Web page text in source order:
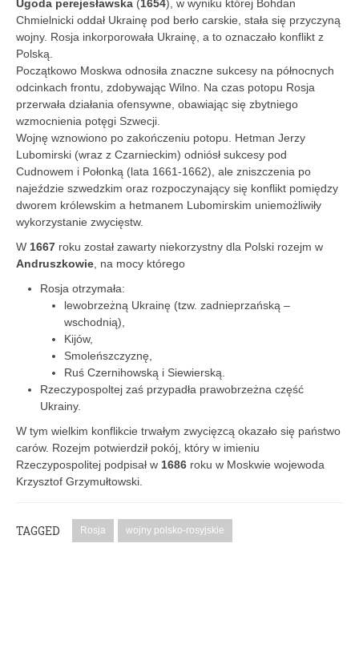
Ugoda perejesławska (1654), w wyniku której Bohdan
Chmielnicki oddał Ukrainę pod berło carskie, stała się przyczyną
wojny. Rosja inkorporowała Ukrainę, a to oznaczało konflikt z
Polską.
Początkowo Moskwa odnosiła znaczne sukcesy na północnych
odcinkach frontu, zdobywając Wilno. Na czas potopu Rosja
przerwała działania ofensywne, obawiając się zbytniego
wzmocnienia potęgi Szwecji.
Wojnę wznowiono po zakończeniu potopu. Hetman Jerzy
Lubomirski (wraz z Czarnieckim) odniósł sukcesy pod
Cudnowem i Połonką (lata 1661-1662), ale zniszczenia po
najeździe szwedzkim oraz rozpoczynający się konflikt pomiędzy
dworem królewskim a hetmanem Lubomirskim uniemożliwiły
wykorzystanie zwycięstw.
W 1667 roku został zawarty niekorzystny dla Polski rozejm w
Andruszkowie , na mocy którego
Rosja otrzymała:
lewobrzeżną Ukrainę (tzw. zadnieprzańską –
wschodnią),
Kijów,
Smoleńszczyznę,
Ruś Czernihowską i Siewierską.
Rzeczypospoltej zaś przypadła prawobrzeżna część
Ukrainy.
W tym wielkim konflikcie trwałym zwycięzcą okazało się państwo
carów. Rozejm potwierdził pokój, który w imieniu
Rzeczypospolitej podpisał w 1686 roku w Moskwie wojewoda
Krzysztof Grzymułtowski.
TAGGED Rosja wojny polsko-rosyjskie